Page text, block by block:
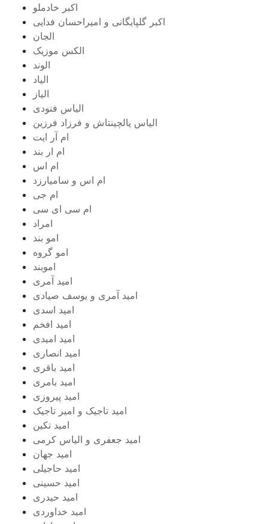
اکبر خادملو
اکبر گلپایگانی و امیراحسان فدایی
الجان
الکس موزیک
الوند
الیاد
الیاز
الیاس فنودی
الیاس یالچینتاش و فرزاد فرزین
ام آر ایت
ام‌ ار بند
ام اس
ام اس و سامیارزد
ام جی
ام سی ای سی
امراد
امو بند
امو گروه
اموبند
امید آمری
امید آمری و یوسف صیادی
امید اسدی
امید افخم
امید امیدی
امید انصاری
امید باقری
امید بامری
امید پیروزی
امید تاجیک و امیر تاجیک
امید تکین
امید جعفری و الیاس کرمی
امید جهان
امید حاجیلی
امید حسینی
امید حیدری
امید خداوردی